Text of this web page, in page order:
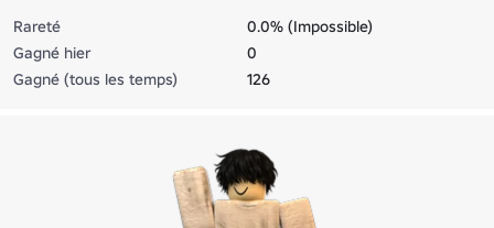
Rareté
0.0% (Impossible)
Gagné hier
0
Gagné (tous les temps)
126